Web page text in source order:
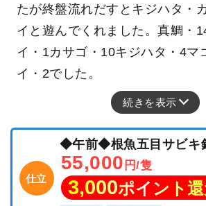
たが終盤流れだすとキジハタ・
イと遊んでくれました。真鯛・
イ・1カサゴ・10キジハタ・4マ
イ・2でした。
続きを表示
仕立
◆午前◆根魚五目サビキ
55,000円/隻
3,000ポイント